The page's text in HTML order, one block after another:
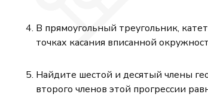
В прямоугольный треугольник,
точках касания вписанной
Найдите шестой и десятый члены
второго членов этой прогрессии